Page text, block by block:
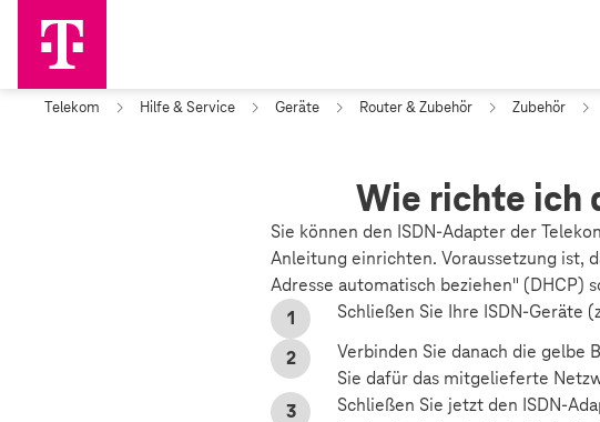
Telekom Hilfe & Service Geräte Router & Zubehör Zubehör
Wie richte ich
Sie können den ISDN-Adapter der
Anleitung einrichten. Voraussetzung ist,
Adresse automatisch beziehen" (DHCP)
Schließen Sie Ihre ISDN-Geräte
Verbinden Sie danach die gelbe
Sie dafür das mitgelieferte
Schließen Sie jetzt den ISDN-